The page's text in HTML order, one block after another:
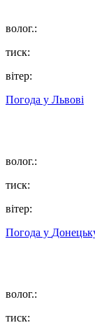
волог.:
тиск:
вітер:
Погода у Львові
волог.:
тиск:
вітер:
Погода у
волог.:
тиск: